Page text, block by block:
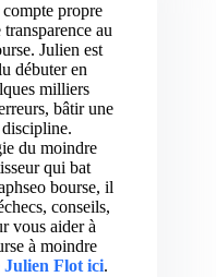
propre
au
Julien est
débuter en
milliers
bâtir une
du moindre
qui bat
bourse, il
conseils,
vous aider à
à moindre
Julien Flot ici.